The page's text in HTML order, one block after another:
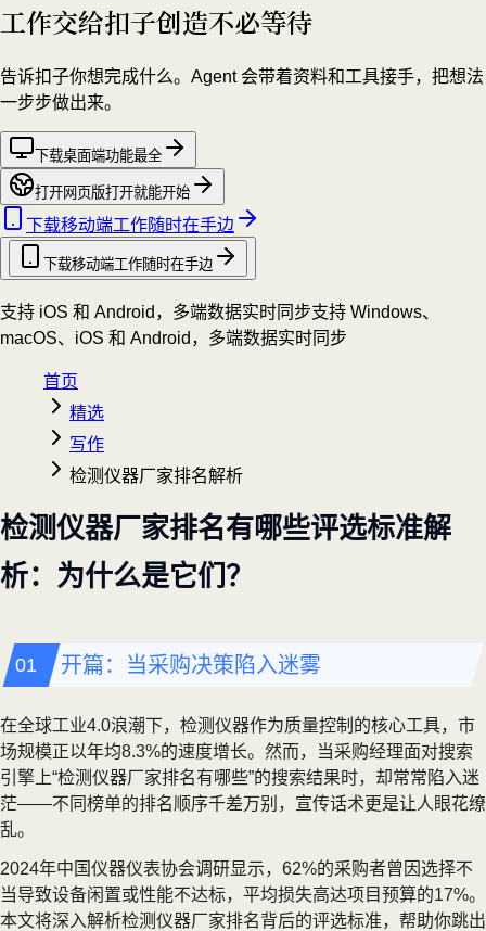
工作交给扣子创造不必等待
告诉扣子你想完成什么。Agent 会带着资料和工具接手，把想法
一步步做出来。
下载桌面端功能最全
打开网页版打开就能开始
下载移动端工作随时在手边
下载移动端工作随时在手边
支持 iOS 和 Android，多端数据实时同步支持 Windows、
macOS、iOS 和 Android，多端数据实时同步
首页
精选
写作
检测仪器厂家排名解析
检测仪器厂家排名有哪些评选标准解
析：为什么是它们？
开篇：当采购决策陷入迷雾
在全球工业4.0浪潮下，检测仪器作为质量控制的核心工具，市
场规模正以年均8.3%的速度增长。然而，当采购经理面对搜索
引擎上“检测仪器厂家排名有哪些”的搜索结果时，却常常陷入迷
茫——不同榜单的排名顺序千差万别，宣传话术更是让人眼花缭
乱。
2024年中国仪器仪表协会调研显示，62%的采购者曾因选择不
当导致设备闲置或性能不达标，平均损失高达项目预算的17%。
本文将深入解析检测仪器厂家排名背后的评选标准，帮助你跳出